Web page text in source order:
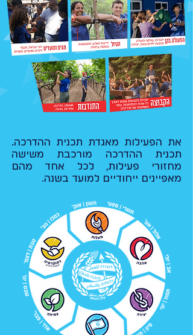
את הפעילות מאגדת תכנית ההדרכה.
תכנית ההדרכה מורכבת משישה
מחזורי פעילות, לכל אחד מהם
מאפיינים ייחודיים למועד בשנה.